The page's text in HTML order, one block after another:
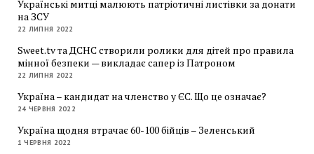
Українські митці малюють патріотичні листівки за донати
на ЗСУ
22 ЛИПНЯ 2022
Sweet.tv та ДСНС створили ролики для дітей про правила
мінної безпеки — викладає сапер із Патроном
22 ЛИПНЯ 2022
Україна – кандидат на членство у ЄС. Що це означає?
24 ЧЕРВНЯ 2022
Україна щодня втрачає 60-100 бійців – Зеленський
1 ЧЕРВНЯ 2022